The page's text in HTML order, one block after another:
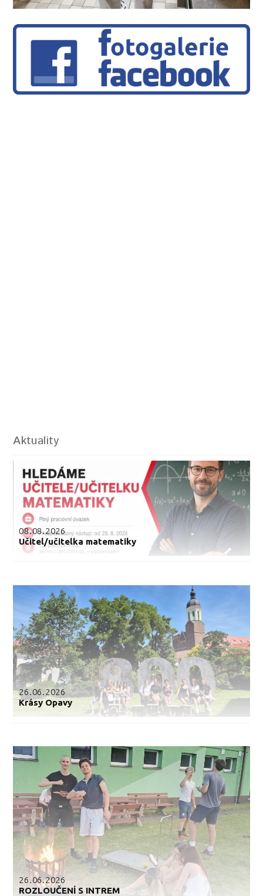
Aktuality
08.08.2026
Učitel/učitelka matematiky
26.06.2026
Krásy Opavy
26.06.2026
ROZLOUČENÍ S INTREM